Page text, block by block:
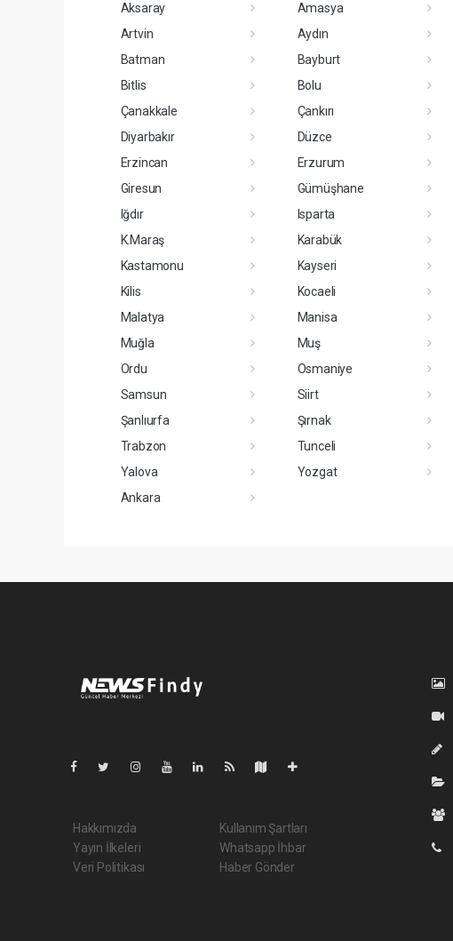
Aksaray
Amasya
Artvin
Aydın
Batman
Bayburt
Bitlis
Bolu
Çanakkale
Çankırı
Diyarbakır
Düzce
Erzincan
Erzurum
Giresun
Gümüşhane
Iğdır
Isparta
K.Maraş
Karabük
Kastamonu
Kayseri
Kilis
Kocaeli
Malatya
Manisa
Muğla
Muş
Ordu
Osmaniye
Samsun
Siirt
Şanlıurfa
Şırnak
Trabzon
Tunceli
Yalova
Yozgat
Ankara
Hakkımızda
Yayın İlkeleri
Veri Politikası
Kullanım Şartları
Whatsapp İhbar
Haber Gönder